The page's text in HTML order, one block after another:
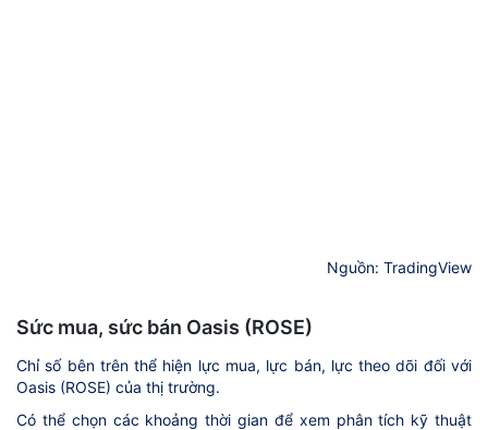
Nguồn: TradingView
Sức mua, sức bán Oasis (ROSE)
Chỉ số bên trên thể hiện lực mua, lực bán, lực theo dõi đối với
Oasis (ROSE) của thị trường.
Có thể chọn các khoảng thời gian để xem phân tích kỹ thuật